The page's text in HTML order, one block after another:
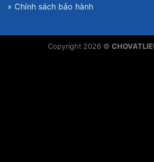
» Chính sách bảo hành
Copyright 2026 ©